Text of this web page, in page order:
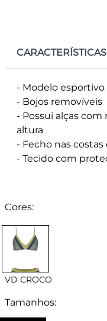
CARACTERÍSTICAS
- Modelo esportivo
- Bojos removíveis
- Possui alças
altura
- Fecho nas
- Tecido com
Cores:
VD CROCO
Tamanhos: